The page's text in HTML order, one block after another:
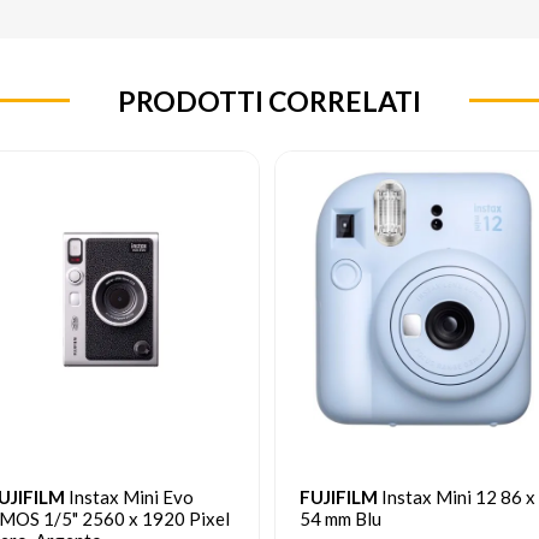
PRODOTTI CORRELATI
Instax Mini 12 86 x
mm Blu
FUJIFILM Instax Mini 12 86 x
54 mm Verde